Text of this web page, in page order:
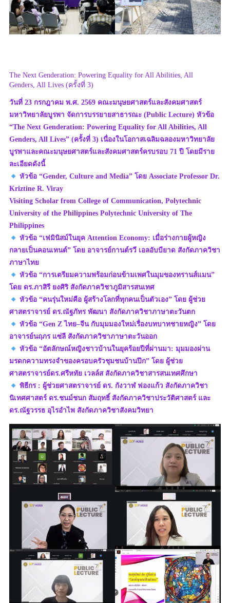
The Next Genderation: Powering Equality for All Abilities, All
Genders, All Lives (ครั้งที่ 3)
วันที่ 23 กรกฎาคม พ.ศ. 2569 คณะมนุษยศาสตร์และสังคมศาสตร์
มหาวิทยาลัยบูรพา จัดการบรรยายสาธารณะ (Public Lecture) หัวข้อ
“The Next Genderation: Powering Equality for All Abilities, All
Genders, All Lives” (ครั้งที่ 3) เนื่องในโอกาสเฉลิมฉลองมหาวิทยาลัย
บูรพาและคณะมนุษยศาสตร์และสังคมศาสตร์ครบรอบ 71 ปี โดยมีราย
ละเอียดดังนี้
หัวข้อ “Gender, Culture and Media” โดย Associate Professor Dr.
Kriztine R. Viray
Visiting Scholar from College of Communication, Polytechnic
University of the Philippines Polytechnic University of The
Philippines
หัวข้อ “เฟมินิสม์ในยุค Attention Economy: เมื่อร่างกายผู้หญิง
กลายเป็นคอนเทนต์” โดย อาจารย์กานต์รวี เอลอับบียาด สังกัดภาควิชา
ภาษาไทย
หัวข้อ “การเตรียมความพร้อมก่อนข้ามเพศในมุมของทรานส์แมน”
โดย ดร.ภาสิรี ยงศิริ สังกัดภาควิชาภูมิสารสนเทศ
หัวข้อ “คนรุ่นใหม่คือ ผู้สร้างโลกที่ทุกคนเป็นตัวเอง” โดย ผู้ช่วย
ศาสตราจารย์ ดร.ณัฐภัทร พัฒนา สังกัดภาควิชาภาษาตะวันตก
หัวข้อ “Gen Z ไทย–จีน กับมุมมองใหม่เรื่องบทบาทชายหญิง” โดย
อาจารย์นฤภร แซ่ลี สังกัดภาควิชาภาษาตะวันออก
หัวข้อ “อัตลักษณ์หญิงชาวบ้านในยุคร้อยปีที่ผ่านมา: มุมมองผ่าน
มรดกความทรงจำของครอบครัวชุมชนบ้านปึก” โดย ผู้ช่วย
ศาสตราจารย์ดร.ศรีหทัย เวลล์ส สังกัดภาควิชาสารสนเทศศึกษา
พิธีกร : ผู้ช่วยศาสตราจารย์ ดร. กังวาฬ ฟองแก้ว สังกัดภาควิชา
นิเทศศาสตร์ ดร.ชนม์ชนก สัมฤทธิ์ สังกัดภาควิชาประวัติศาสตร์ และ
ดร.ณัฐวรรธ อุไรอำไพ สังกัดภาควิชาสังคมวิทยา